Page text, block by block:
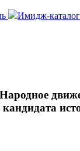
Имидж-каталог